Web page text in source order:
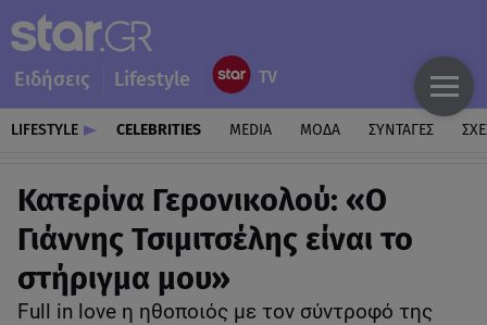
Ειδήσεις Lifestyle
LIFESTYLE CELEBRITIES MEDIA ΜΟΔΑ ΣΥΝΤΑΓΕΣ
Κατερίνα Γερονικολού: «Ο
Γιάννης Τσιμιτσέλης είναι το
στήριγμα μου»
Full in love η ηθοποιός με τον σύντροφό της